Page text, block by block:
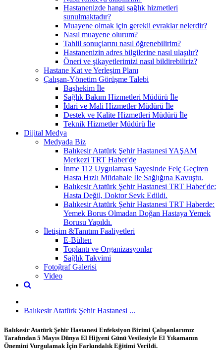
Hastanenizde hangi sağlık hizmetleri
sunulmaktadır?
Muayene olmak için gerekli evraklar nelerdir?
Nasıl muayene olurum?
Tahlil sonuçlarını nasıl öğrenebilirim?
Hastanenizin adres bilgilerine nasıl ulaşılır?
Öneri ve şikayetlerimizi nasıl bildirebiliriz?
Hastane Kat ve Yerleşim Planı
Çalışan-Yönetim Görüşme Talebi
Başhekim İle
Sağlık Bakım Hizmetleri Müdürü İle
İdari ve Mali Hizmetler Müdürü İle
Destek ve Kalite Hizmetleri Müdürü İle
Teknik Hizmetler Müdürü İle
Dijital Medya
Medyada Biz
Balıkesir Atatürk Şehir Hastanesi YAŞAM
Merkezi TRT Haber'de
İnme 112 Uygulaması Sayesinde Felç Geçiren
Hasta Hızlı Müdahale İle Sağlığına Kavuştu.
Balıkesir Atatürk Şehir Hastanesi TRT Haber'de:
Hasta Değil, Doktor Sevk Edildi.
Balıkesir Atatürk Şehir Hastanesi TRT Haberde:
Yemek Borus Olmadan Doğan Hastaya Yemek
Borusu Yapıldı.
İletişim &Tanıtım Faaliyetleri
E-Bülten
Toplantı ve Organizasyonlar
Sağlık Takvimi
Fotoğraf Galerisi
Video
Balıkesir Atatürk Şehir Hastanesi ...
Balıkesir Atatürk Şehir Hastanesi Enfeksiyon Birimi Çalışanlarımız
Tarafından 5 Mayıs Dünya El Hijyeni Günü Vesilesiyle El Yıkamanın
Önemini Vurgulamak İçin Farkındalık Eğitimi Verildi.